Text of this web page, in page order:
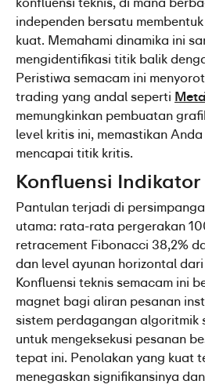
konfluensi teknis, di mana
independen bersatu
kuat. Memahami dinamika ini
mengidentifikasi titik balik
Peristiwa semacam ini
trading yang andal seperti
memungkinkan pembuatan
level kritis ini, memastikan
mencapai titik kritis.
Konfluensi Indikator
Pantulan terjadi di
utama: rata-rata pergerakan
retracement Fibonacci 38,2%
dan level ayunan horizontal
Konfluensi teknis semacam ini
magnet bagi aliran pesanan
sistem perdagangan algoritmik
untuk mengeksekusi pesanan
tepat ini. Penolakan yang kuat
menegaskan signifikansinya